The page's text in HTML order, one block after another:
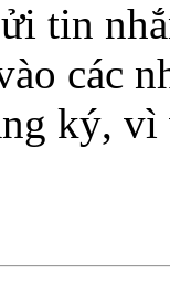
tin
các
ký,